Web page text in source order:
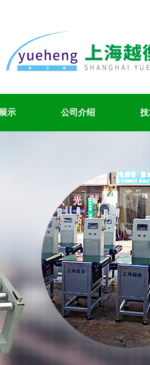
示 公司介绍